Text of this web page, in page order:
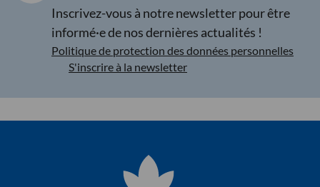
Inscrivez-vous à notre newsletter pour être
informé·e de nos dernières actualités !
Politique de protection des données personnelles
S'inscrire à la newsletter